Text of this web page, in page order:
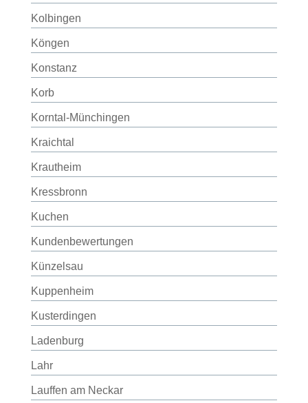
Kolbingen
Köngen
Konstanz
Korb
Korntal-Münchingen
Kraichtal
Krautheim
Kressbronn
Kuchen
Kundenbewertungen
Künzelsau
Kuppenheim
Kusterdingen
Ladenburg
Lahr
Lauffen am Neckar